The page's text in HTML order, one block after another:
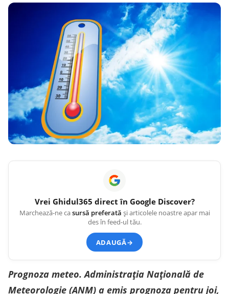
Vrei Ghidul365 direct în Google Discover?
Marchează-ne casursă preferată și articolele noastre apar mai
des în feed-ul tău.
ADAUGĂ→
Prognoza meteo. Administrația Națională de
Meteorologie (ANM) a emis prognoza pentru joi,